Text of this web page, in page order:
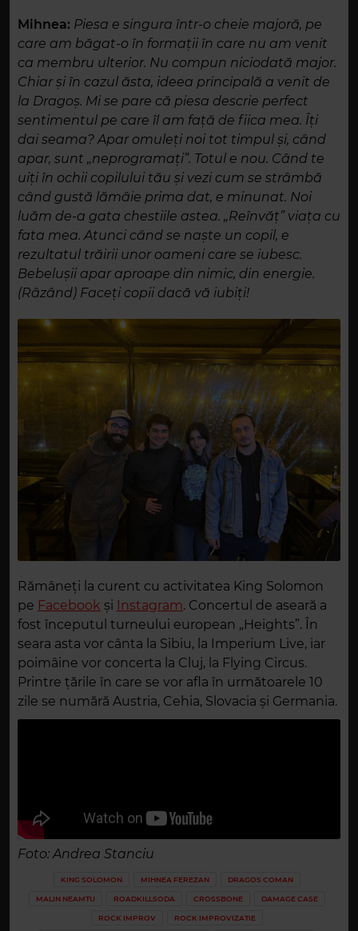
Mihnea: Piesa e singura într-o cheie majoră, pe
care am băgat-o în formații în care nu am venit
ca membru ulterior. Nu compun niciodată major.
Chiar și în cazul ăsta, ideea principală a venit de
la Dragoș. Mi se pare că piesa descrie perfect
sentimentul pe care îl am față de fiica mea. Îți
dai seama? Apar omuleți noi tot timpul și, când
apar, sunt „neprogramați”. Totul e nou. Când te
uiți în ochii copilului tău și vezi cum se strâmbă
când gustă lămâie prima dat, e minunat. Noi
luăm de-a gata chestiile astea. „Reînvăț” viața cu
fata mea. Atunci când se naște un copil, e
rezultatul trăirii unor oameni care se iubesc.
Bebelușii apar aproape din nimic, din energie.
(Râzând) Faceți copii dacă vă iubiți!
Rămâneți la curent cu activitatea King Solomon
pe Facebook și Instagram. Concertul de aseară a
fost începutul turneului european „Heights”. În
seara asta vor cânta la Sibiu, la Imperium Live, iar
poimâine vor concerta la Cluj, la Flying Circus.
Printre țările în care se vor afla în următoarele 10
zile se numără Austria, Cehia, Slovacia și Germania.
Foto: Andrea Stanciu
KING SOLOMON MIHNEA FEREZAN DRAGOS COMAN
MALIN NEAMTU ROADKILLSODA CROSSBONE DAMAGE CASE
ROCK IMPROV ROCK IMPROVIZATIE